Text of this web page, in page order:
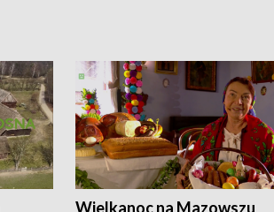
Wielkanoc na Mazowszu